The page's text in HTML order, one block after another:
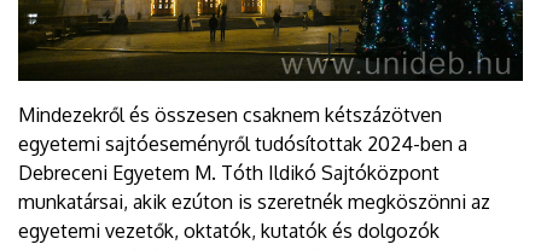
Mindezekről és összesen csaknem kétszázötven
egyetemi sajtóeseményről tudósítottak 2024-ben a
Debreceni Egyetem M. Tóth Ildikó Sajtóközpont
munkatársai, akik ezúton is szeretnék megköszönni az
egyetemi vezetők, oktatók, kutatók és dolgozók